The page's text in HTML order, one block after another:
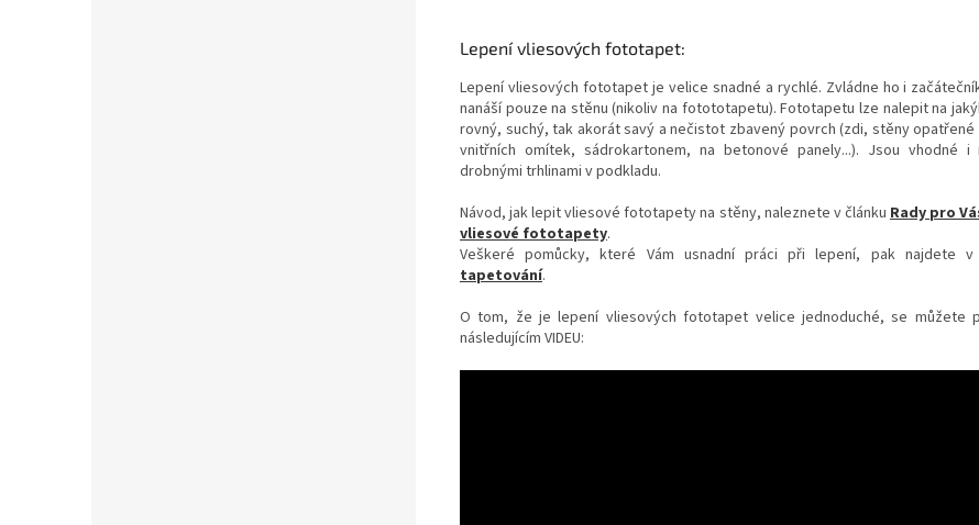
Lepení vliesových fototapet:
Lepení vliesových fototapet je velice snadné a rychlé. Zvládne ho i
nanáší pouze na stěnu (nikoliv na fotototapetu). Fototapetu lze nalepit na
rovný, suchý, tak akorát savý a nečistot zbavený povrch (zdi, stěny opatřené
vnitřních omítek, sádrokartonem, na betonové panely...). Jsou vhodné
drobnými trhlinami v podkladu.
Návod, jak lepit vliesové fototapety na stěny, naleznete v článku Rady pro
vliesové fototapety.
Veškeré pomůcky, které Vám usnadní práci při lepení, pak najdete v
tapetování.
O tom, že je lepení vliesových fototapet velice jednoduché, se můžete
následujícím VIDEU: